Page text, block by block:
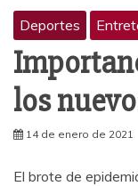
Deportes
los
14 de enero de 2021
El brote de